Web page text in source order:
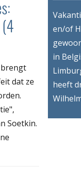
brengt
dat ze
Soetkin.
en/of
in
heeft